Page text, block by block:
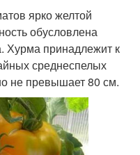
ярко желтой
обусловлена
Хурма принадлежит к
среднеспелых
не превышает 80 см.